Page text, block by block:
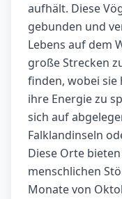
aufhält. Diese
gebunden und
Lebens auf dem
große Strecken
finden, wobei sie
ihre Energie zu
sich auf
Falklandinseln
Diese Orte
menschlichen
Monate von